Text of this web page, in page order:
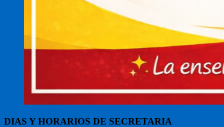
DIAS Y HORARIOS DE SECRETARIA